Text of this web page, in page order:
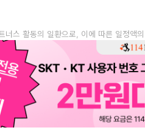
너스 활동의 일환으로, 이에 따른 일정액